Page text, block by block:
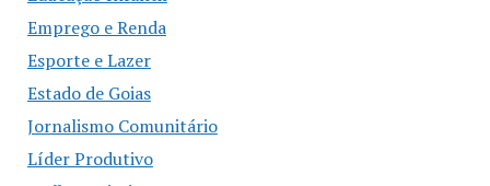
Emprego e Renda
Esporte e Lazer
Estado de Goias
Jornalismo Comunitário
Líder Produtivo